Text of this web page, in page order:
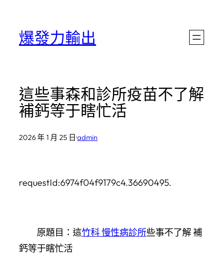
爆發力輸出
這些事森和診所疫苗不了解
補鈣等于瞎忙活
2026 年 1 月 25 日·admin
requestId:6974f04f9179c4.36690495.
原題目：這竹科 慢性病診所些事不了解 補
鈣等于瞎忙活